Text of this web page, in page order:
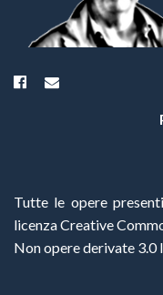
Tutte le opere
licenza Creative
Non opere derivate 3.0